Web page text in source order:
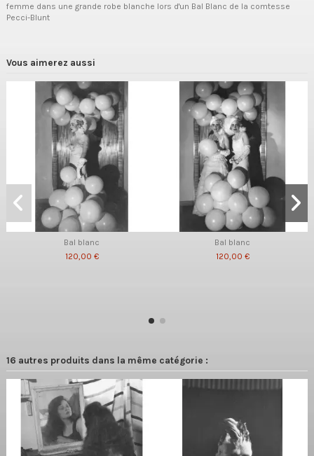
femme dans une grande robe blanche lors d'un Bal Blanc de la comtesse
Pecci-Blunt
Vous aimerez aussi
Bal blanc
120,00 €
Bal blanc
120,00 €
16 autres produits dans la même catégorie :